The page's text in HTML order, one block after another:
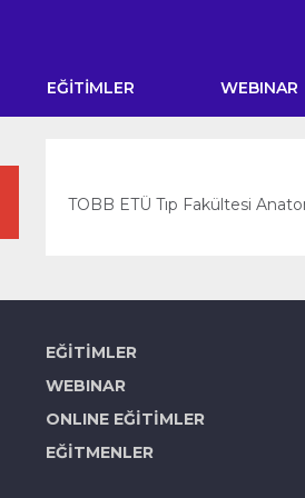
EĞİTİMLER WEBINAR
TOBB ETÜ Tıp Fakültesi
EĞİTİMLER
WEBINAR
ONLINE EĞİTİMLER
EĞİTMENLER